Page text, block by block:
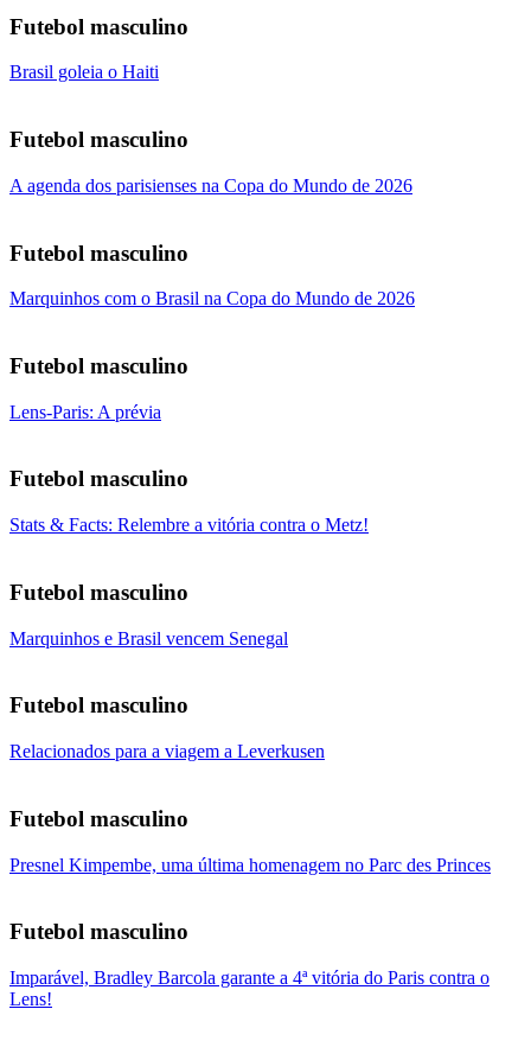
Futebol masculino
Brasil goleia o Haiti
Futebol masculino
A agenda dos parisienses na Copa do Mundo de 2026
Futebol masculino
Marquinhos com o Brasil na Copa do Mundo de 2026
Futebol masculino
Lens-Paris: A prévia
Futebol masculino
Stats & Facts: Relembre a vitória contra o Metz!
Futebol masculino
Marquinhos e Brasil vencem Senegal
Futebol masculino
Relacionados para a viagem a Leverkusen
Futebol masculino
Presnel Kimpembe, uma última homenagem no Parc des Princes
Futebol masculino
Imparável, Bradley Barcola garante a 4ª vitória do Paris contra o
Lens!